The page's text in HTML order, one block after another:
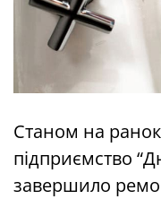
Станом на
підприємство
завершило